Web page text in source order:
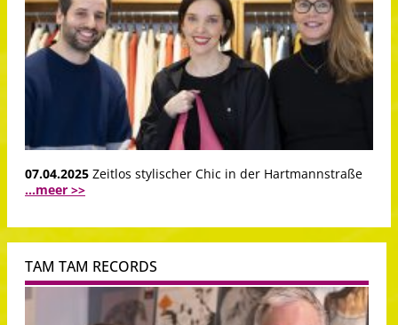
07.04.2025 Zeitlos stylischer Chic in der Hartmannstraße
...meer >>
TAM TAM RECORDS